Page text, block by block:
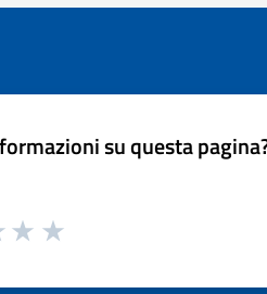
su questa